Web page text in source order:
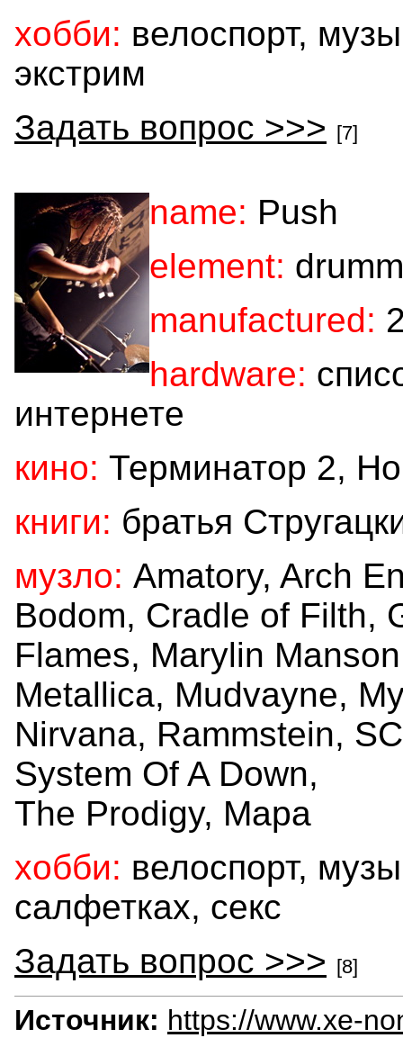
хобби: велоспорт,
экстрим
Задать вопрос >>> [7]
name: Push
element:
manufactured:
hardware:
интернете
кино: Терминатор 2,
книги: братья
музло: Amatory, Arch
Bodom, Cradle of Filth,
Flames, Marylin
Metallica, Mudvayne,
Nirvana, Rammstein,
System Of A Down,
The Prodigy, Мара
хобби: велоспорт,
салфетках, секс
Задать вопрос >>> [8]
Источник: https://www.xe-